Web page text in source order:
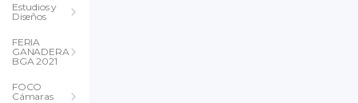
Estudios y
Diseños
FERIA
GANADERA
BGA 2021
FOCO
Cámaras